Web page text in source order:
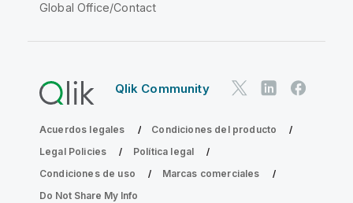
Global Office/Contact
Qlik Community
Acuerdos legales
Condiciones del producto
Legal Policies
Política legal
Condiciones de uso
Marcas comerciales
Do Not Share My Info